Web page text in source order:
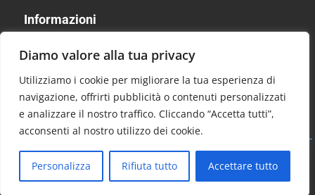
Diamo valore alla tua privacy
Utilizziamo i cookie per migliorare la tua esperienza di
navigazione, offrirti pubblicità o contenuti personalizzati
e analizzare il nostro traffico. Cliccando “Accetta tutti”,
acconsenti al nostro utilizzo dei cookie.
Personalizza Rifiuta tutto Accettare tutto
Informazioni
Informativa sulla Privacy
Contattaci
Termini e Condizioni
© 2026 Notizie Economia. Tutti i diritti riservati.